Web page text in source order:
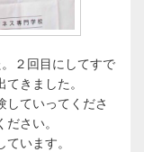
２回目にしてすで
きました。
していってくださ
さい。
います。